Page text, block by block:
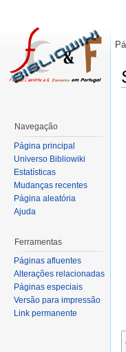
Navegação
Página principal
Universo Bibliowiki
Estatísticas
Mudanças recentes
Página aleatória
Ajuda
Ferramentas
Páginas afluentes
Alterações relacionadas
Páginas especiais
Versão para impressão
Link permanente